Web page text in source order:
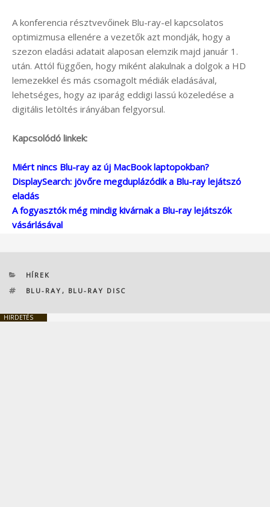
A konferencia résztvevőinek Blu-ray-el kapcsolatos
optimizmusa ellenére a vezetők azt mondják, hogy a
szezon eladási adatait alaposan elemzik majd január 1.
után. Attól függően, hogy miként alakulnak a dolgok a HD
lemezekkel és más csomagolt médiák eladásával,
lehetséges, hogy az iparág eddigi lassú közeledése a
digitális letöltés irányában felgyorsul.
Kapcsolódó linkek:
Miért nincs Blu-ray az új MacBook laptopokban?
DisplaySearch: jövőre megduplázódik a Blu-ray lejátszó
eladás
A fogyasztók még mindig kivárnak a Blu-ray lejátszók
vásárlásával
KATEGÓRIÁK
HÍREK
CÍMKÉK
BLU-RAY , BLU-RAY DISC
HIRDETÉS